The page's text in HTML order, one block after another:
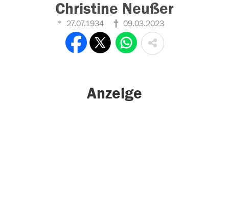
Christine Neußer
27.07.1934 09.03.2023
Anzeige